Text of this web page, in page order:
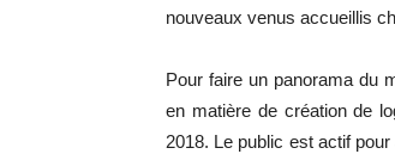
nouveaux venus accueillis
Pour faire un panorama du
en matière de création de
2018. Le public est actif